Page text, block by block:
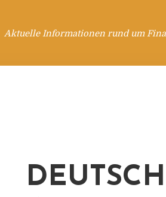
Aktuelle Informationen rund um